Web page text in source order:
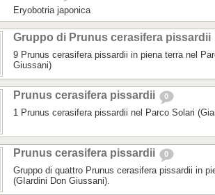
Eryobotria japonica
Gruppo di Prunus cerasifera pissardii
9 Prunus cerasifera pissardii in piena terra nel
Giussani)
Prunus cerasifera pissardii 0
1 Prunus cerasifera pissardii nel Parco Solari
Prunus cerasifera pissardii 0
Gruppo di quattro Prunus cerasifera pissardii in
(GIardini Don Giussani).